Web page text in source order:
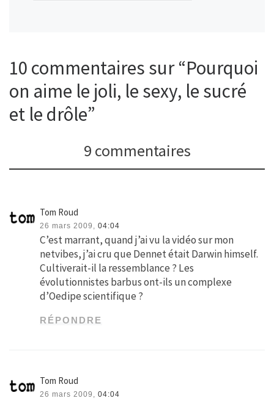
10 commentaires sur “Pourquoi
on aime le joli, le sexy, le sucré
et le drôle”
9 commentaires
Tom Roud
26 mars 2009, 04:04
C’est marrant, quand j’ai vu la vidéo sur mon
netvibes, j’ai cru que Dennet était Darwin himself.
Cultiverait-il la ressemblance ? Les
évolutionnistes barbus ont-ils un complexe
d’Oedipe scientifique ?
RÉPONDRE
Tom Roud
26 mars 2009, 04:04